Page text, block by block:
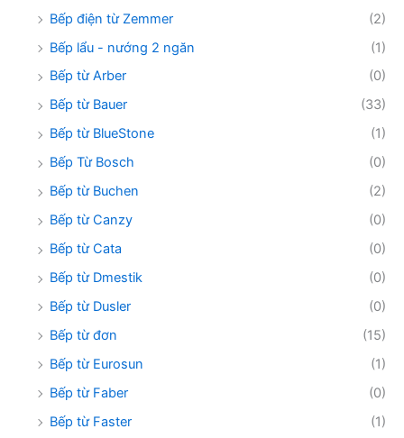
Bếp điện từ Zemmer
(2)
Bếp lẩu - nướng 2 ngăn
(1)
Bếp từ Arber
(0)
Bếp từ Bauer
(33)
Bếp từ BlueStone
(1)
Bếp Từ Bosch
(0)
Bếp từ Buchen
(2)
Bếp từ Canzy
(0)
Bếp từ Cata
(0)
Bếp từ Dmestik
(0)
Bếp từ Dusler
(0)
Bếp từ đơn
(15)
Bếp từ Eurosun
(1)
Bếp từ Faber
(0)
Bếp từ Faster
(1)